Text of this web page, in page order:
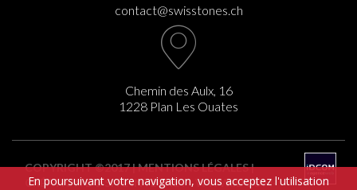
contact@swisstones.ch
Chemin des Aulx, 16
1228 Plan Les Ouates
COPYRIGHT ©2017 |MENTIONS LÉGALES|
CRÉATION DU SITE INTERNET : WWW.IDCOM-
En poursuivant votre navigation, vous acceptez l'utilisation